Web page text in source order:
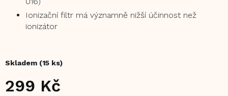
299 Kč
Skladem (15 ks)
Ionizační filtr má významně nižší účinnost než
ionizátor